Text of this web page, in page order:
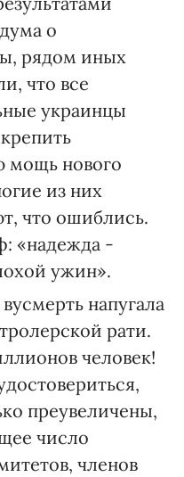
о
рядом иных
что все
украинцы
мощь нового
из них
что ошиблись.
«надежда -
ужин».
напугала
рати.
человек!
преувеличены,
число
членов